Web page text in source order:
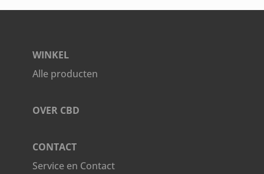
Capsules
WINKEL
Alle producten
OVER CBD
CONTACT
Service en Contact